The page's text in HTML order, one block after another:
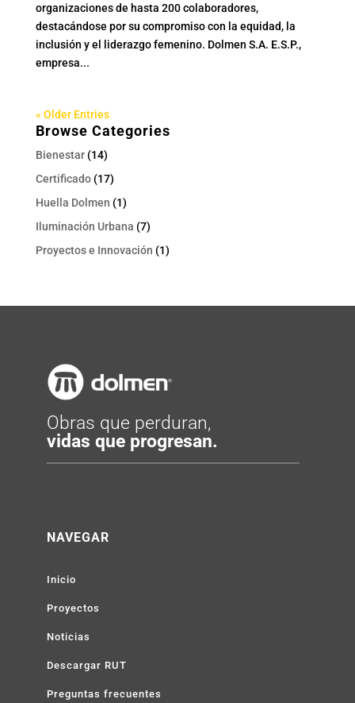
organizaciones de hasta 200 colaboradores,
destacándose por su compromiso con la equidad, la
inclusión y el liderazgo femenino. Dolmen S.A. E.S.P.,
empresa...
« Older Entries
Browse Categories
Bienestar(14)
Certificado(17)
Huella Dolmen (1)
Iluminación Urbana (7)
Proyectos e Innovación (1)
Obras que perduran,
vidas que progresan.
NAVEGAR
Inicio
Proyectos
Noticias
Descargar RUT
Preguntas frecuentes